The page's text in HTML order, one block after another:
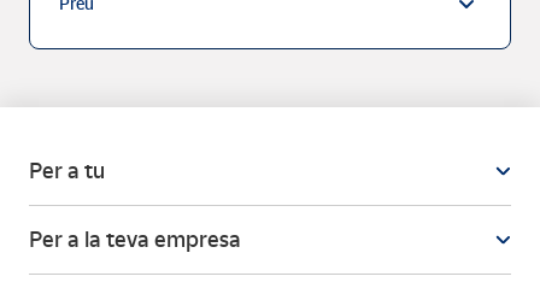
Per a tu
Per a la teva empresa